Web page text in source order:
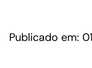
Publicado em: